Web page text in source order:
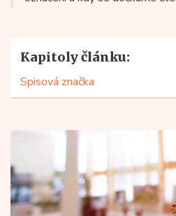
Kapitoly článku:
Spisová značka